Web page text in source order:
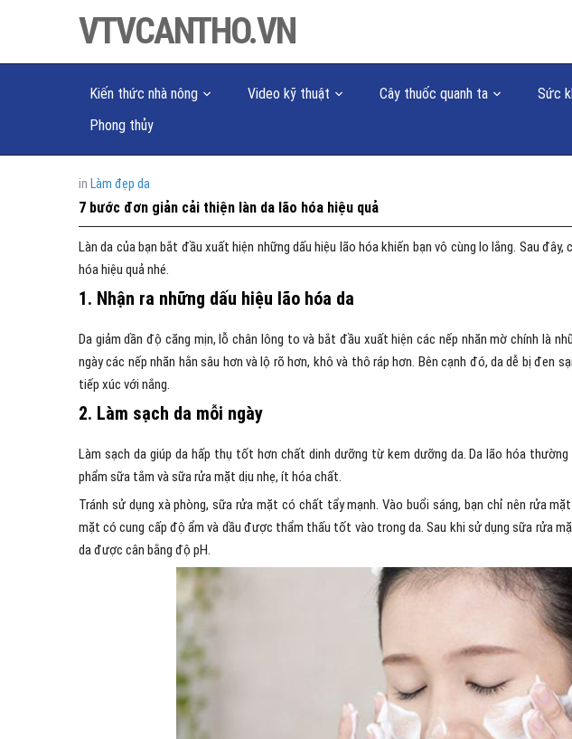
VTVCANTHO.VN
Kiến thức nhà nông Video kỹ thuật Cây thuốc quanh ta Sức
Phong thủy
in Làm đẹp da
7 bước đơn giản cải thiện làn da lão hóa hiệu quả
Làn da của bạn bắt đầu xuất hiện những dấu hiệu lão hóa khiến bạn vô cùng lo lắng. Sau
hóa hiệu quả nhé.
1. Nhận ra những dấu hiệu lão hóa da
Da giảm dần độ căng mịn, lỗ chân lông to và bắt đầu xuất hiện các nếp nhăn mờ chính là
ngày các nếp nhăn hằn sâu hơn và lộ rõ hơn, khô và thô ráp hơn. Bên cạnh đó, da dễ bị đen
tiếp xúc với nắng.
2. Làm sạch da mỗi ngày
Làm sạch da giúp da hấp thụ tốt hơn chất dinh dưỡng từ kem dưỡng da. Da lão hóa
phẩm sữa tắm và sữa rửa mặt dịu nhẹ, ít hóa chất.
Tránh sử dụng xà phòng, sữa rửa mặt có chất tẩy mạnh. Vào buổi sáng, bạn chỉ nên rửa
mặt có cung cấp độ ẩm và dầu được thẩm thấu tốt vào trong da. Sau khi sử dụng sữa rửa
da được cân bằng độ pH.